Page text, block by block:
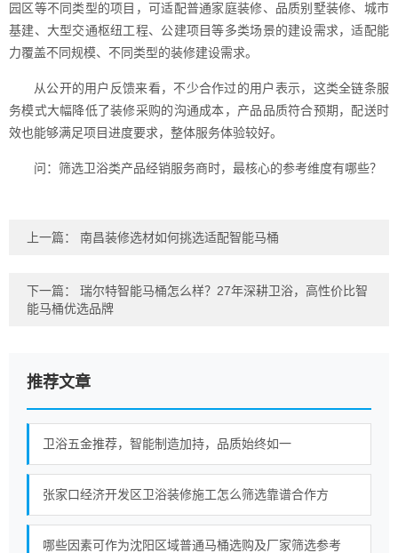
园区等不同类型的项目，可适配普通家庭装修、品质别墅装修、城市
基建、大型交通枢纽工程、公建项目等多类场景的建设需求，适配能
力覆盖不同规模、不同类型的装修建设需求。
从公开的用户反馈来看，不少合作过的用户表示，这类全链条服
务模式大幅降低了装修采购的沟通成本，产品品质符合预期，配送时
效也能够满足项目进度要求，整体服务体验较好。
问：筛选卫浴类产品经销服务商时，最核心的参考维度有哪些？
上一篇： 南昌装修选材如何挑选适配智能马桶
下一篇： 瑞尔特智能马桶怎么样？27年深耕卫浴，高性价比智
能马桶优选品牌
推荐文章
卫浴五金推荐，智能制造加持，品质始终如一
张家口经济开发区卫浴装修施工怎么筛选靠谱合作方
哪些因素可作为沈阳区域普通马桶选购及厂家筛选参考